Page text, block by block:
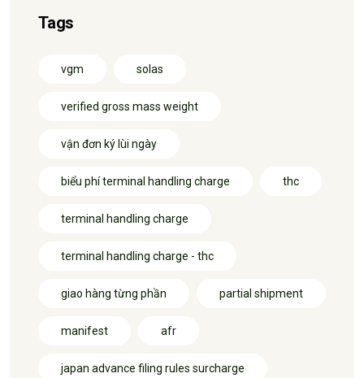
Tags
vgm solas
verified gross mass weight
vận đơn ký lùi ngày
biểu phí terminal handling charge thc
terminal handling charge
terminal handling charge - thc
giao hàng từng phần partial shipment
manifest afr
japan advance filing rules surcharge